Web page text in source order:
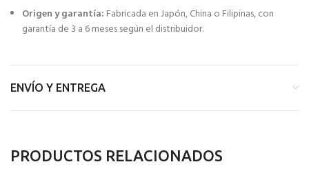
Origen y garantía: Fabricada en Japón, China o Filipinas, con
garantía de 3 a 6 meses según el distribuidor.
ENVÍO Y ENTREGA
PRODUCTOS RELACIONADOS